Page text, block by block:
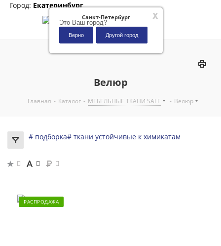
x
Санкт-Петербург
Это Ваш город?
Верно Другой город
Город: Екатеринбург
Велюр
Главная - Каталог - МЕБЕЛЬНЫЕ ТКАНИ SALE - Велюр
# подборка# ткани устойчивые к химикатам
РАСПРОДАЖА